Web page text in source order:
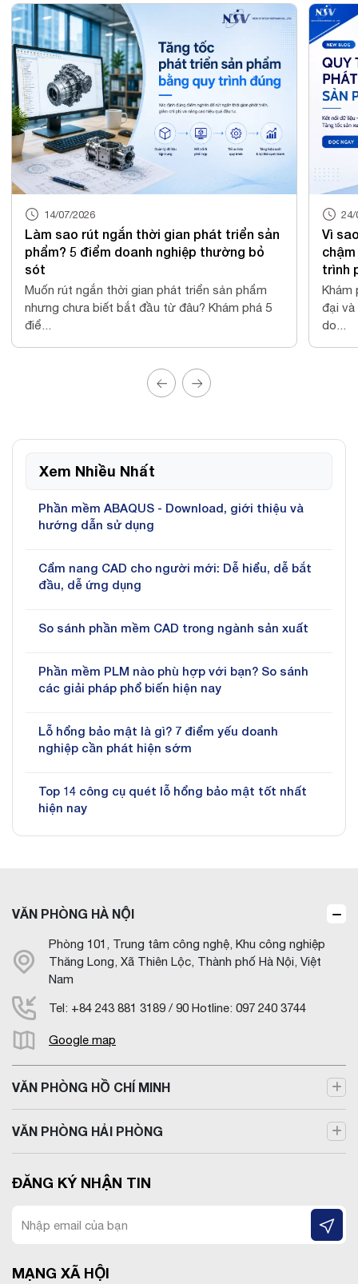
triển sản
thường bỏ
sản phẩm
Khám phá 5
Vì sao nhiều doanh nghiệp sản xuất
chậm ra mắt sản phẩm? Góc nhìn từ
trình phát triển sản phẩm hiện đại
Khám phá quy trình phát triển sản phẩm
đại và cách kết nối CAD, CAE, CAM, PLM
Xem Nhiều Nhất
Phần mềm ABAQUS - Download, giới thiệu và
hướng dẫn sử dụng
Cẩm nang CAD cho người mới: Dễ hiểu, dễ bắt
đầu, dễ ứng dụng
So sánh phần mềm CAD trong ngành sản xuất
Phần mềm PLM nào phù hợp với bạn? So sánh
các giải pháp phổ biến hiện nay
Lỗ hổng bảo mật là gì? 7 điểm yếu doanh
nghiệp cần phát hiện sớm
Top 14 công cụ quét lỗ hổng bảo mật tốt nhất
hiện nay
VĂN PHÒNG HÀ NỘI
Phòng 101, Trung tâm công nghệ, Khu công nghiệp
Thăng Long, Xã Thiên Lộc, Thành phố Hà Nội, Việt
Nam
Tel: +84 243 881 3189 / 90 Hotline: 097 240 3744
Google map
VĂN PHÒNG HỒ CHÍ MINH
VĂN PHÒNG HẢI PHÒNG
ĐĂNG KÝ NHẬN TIN
MẠNG XÃ HỘI